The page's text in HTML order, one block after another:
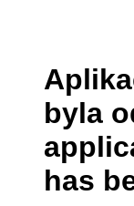
byla
has